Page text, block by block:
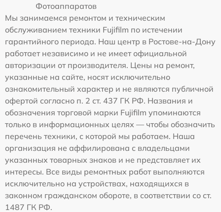
Фотоаппаратов
Мы занимаемся ремонтом и техническим
обслуживанием техники Fujifilm по истечении
гарантийного периода. Наш центр в Ростове-на-Дону
работает независимо и не имеет официальной
авторизации от производителя. Цены на ремонт,
указанные на сайте, носят исключительно
ознакомительный характер и не являются публичной
офертой согласно п. 2 ст. 437 ГК РФ. Названия и
обозначения торговой марки Fujifilm упоминаются
только в информационных целях — чтобы обозначить
перечень техники, с которой мы работаем. Наша
организация не аффилирована с владельцами
указанных товарных знаков и не представляет их
интересы. Все виды ремонтных работ выполняются
исключительно на устройствах, находящихся в
законном гражданском обороте, в соответствии со ст.
1487 ГК РФ.